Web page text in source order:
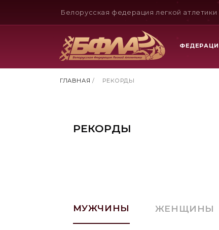
Белорусская федерация легкой атлетики
ГЛАВНАЯ / РЕКОРДЫ
РЕКОРДЫ
МУЖЧИНЫ ЖЕНЩИНЫ